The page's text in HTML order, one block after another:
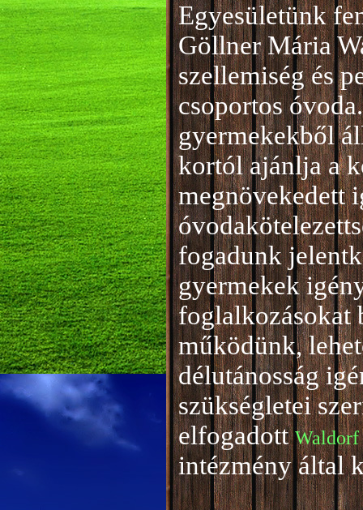
Egyesületünk
Göllner Mária
szellemiség és
csoportos
gyermekekből
kortól ajánlja a
megnövekedett
fogadunk
gyermekek
foglalkozásokat
működünk,
délutánosság
szükségletei
elfogadott Waldorf
intézmény által